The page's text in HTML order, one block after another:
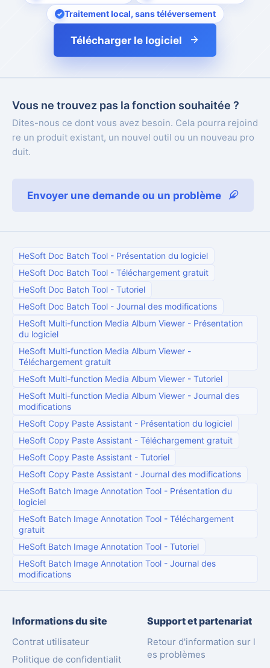
Traitement local, sans téléversement
Télécharger le logiciel
Vous ne trouvez pas la fonction souhaitée ?
Dites-nous ce dont vous avez besoin. Cela pourra rejoind
re un produit existant, un nouvel outil ou un nouveau pro
duit.
Envoyer une demande ou un problème
HeSoft Doc Batch Tool - Présentation du logiciel
HeSoft Doc Batch Tool - Téléchargement gratuit
HeSoft Doc Batch Tool - Tutoriel
HeSoft Doc Batch Tool - Journal des modifications
HeSoft Multi-function Media Album Viewer - Présentation
du logiciel
HeSoft Multi-function Media Album Viewer -
Téléchargement gratuit
HeSoft Multi-function Media Album Viewer - Tutoriel
HeSoft Multi-function Media Album Viewer - Journal des
modifications
HeSoft Copy Paste Assistant - Présentation du logiciel
HeSoft Copy Paste Assistant - Téléchargement gratuit
HeSoft Copy Paste Assistant - Tutoriel
HeSoft Copy Paste Assistant - Journal des modifications
HeSoft Batch Image Annotation Tool - Présentation du
logiciel
HeSoft Batch Image Annotation Tool - Téléchargement
gratuit
HeSoft Batch Image Annotation Tool - Tutoriel
HeSoft Batch Image Annotation Tool - Journal des
modifications
Informations du site
Contrat utilisateur
Politique de confidentialit
Support et partenariat
Retour d'information sur l
es problèmes